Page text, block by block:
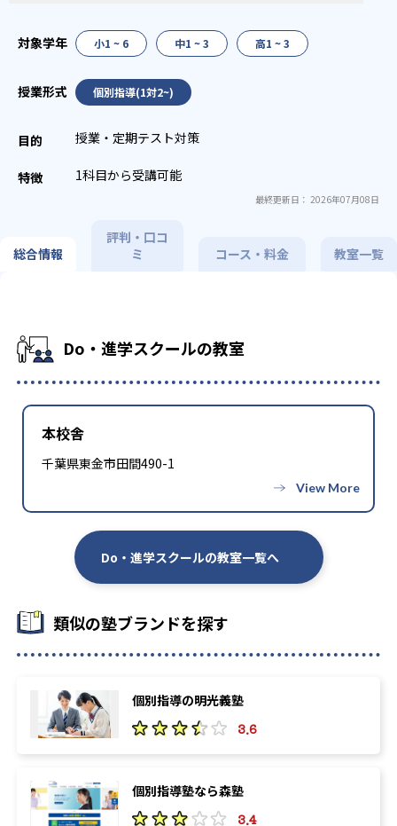
小1 ~ 6 中1 ~ 3 高1 ~ 3
個別指導(1対2~)
授業・定期テスト対策
1科目から受講可能
最終更新日： 2026年07月08日
総合情報
評判・口コ
ミ
コース・料金 教室一覧
Do・進学スクールの教室
本校舎
​千葉県東金市田間490-1
Do・進学スクールの教室一覧へ
類似の塾ブランドを探す
個別指導の明光義塾
3.6
個別指導塾なら森塾
3.4